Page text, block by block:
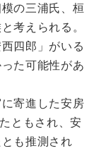
の三浦氏、桓
考えられる。
四郎」がいる
た可能性があ
寄進した安房
ともされ、安
も推測され